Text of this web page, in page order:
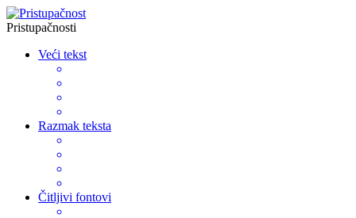
Pristupačnosti
Veći tekst
Razmak teksta
Čitljivi fontovi